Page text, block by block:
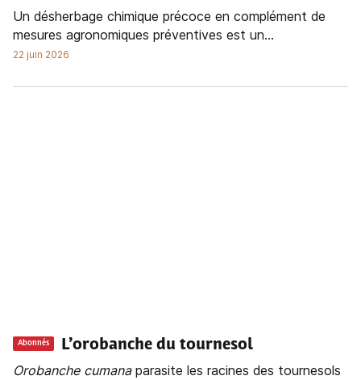
Un désherbage chimique précoce en complément de
mesures agronomiques préventives est un...
22 juin 2026
Abonnés
L’orobanche du tournesol
Orobanche cumanaparasite les racines des tournesols